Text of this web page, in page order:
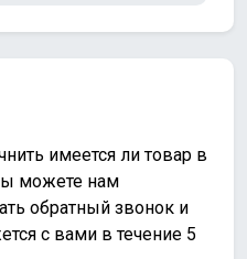
имеется ли товар в
можете нам
обратный звонок и
с вами в течение 5